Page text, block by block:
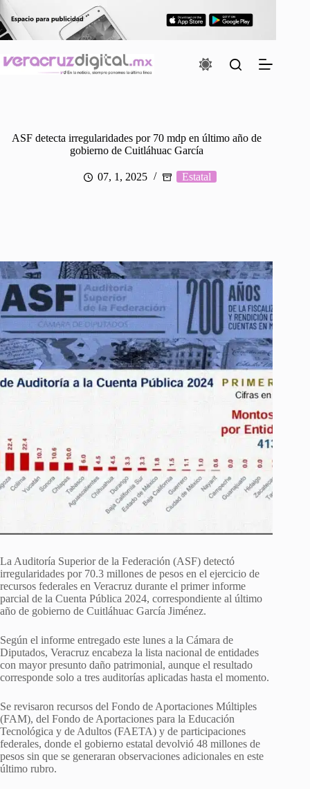
al
contenido
ASF detecta irregularidades por 70 mdp en último año de
gobierno de Cuitláhuac García
07, 1, 2025 Estatal
La Auditoría Superior de la Federación (ASF) detectó
irregularidades por 70.3 millones de pesos en el ejercicio de
recursos federales en Veracruz durante el primer informe
parcial de la Cuenta Pública 2024, correspondiente al último
año de gobierno de Cuitláhuac García Jiménez.
Según el informe entregado este lunes a la Cámara de
Diputados, Veracruz encabeza la lista nacional de entidades
con mayor presunto daño patrimonial, aunque el resultado
corresponde solo a tres auditorías aplicadas hasta el momento.
Se revisaron recursos del Fondo de Aportaciones Múltiples
(FAM), del Fondo de Aportaciones para la Educación
Tecnológica y de Adultos (FAETA) y de participaciones
federales, donde el gobierno estatal devolvió 48 millones de
pesos sin que se generaran observaciones adicionales en este
último rubro.